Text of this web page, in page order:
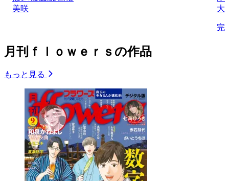
美咲
大
完
月刊ｆｌｏｗｅｒｓの作品
もっと見る